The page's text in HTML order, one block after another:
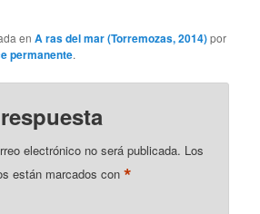
enA ras del mar (Torremozas, 2014)por
permanente.
electrónico no será publicada. Los
están marcados con*